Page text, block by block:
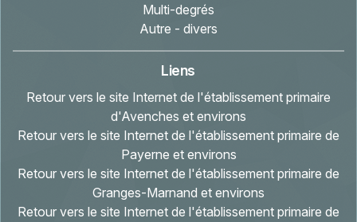
Multi-degrés
Autre - divers
Liens
Retour vers le site Internet de l'établissement primaire
d'Avenches et environs
Retour vers le site Internet de l'établissement primaire de
Payerne et environs
Retour vers le site Internet de l'établissement primaire de
Granges-Marnand et environs
Retour vers le site Internet de l'établissement primaire de